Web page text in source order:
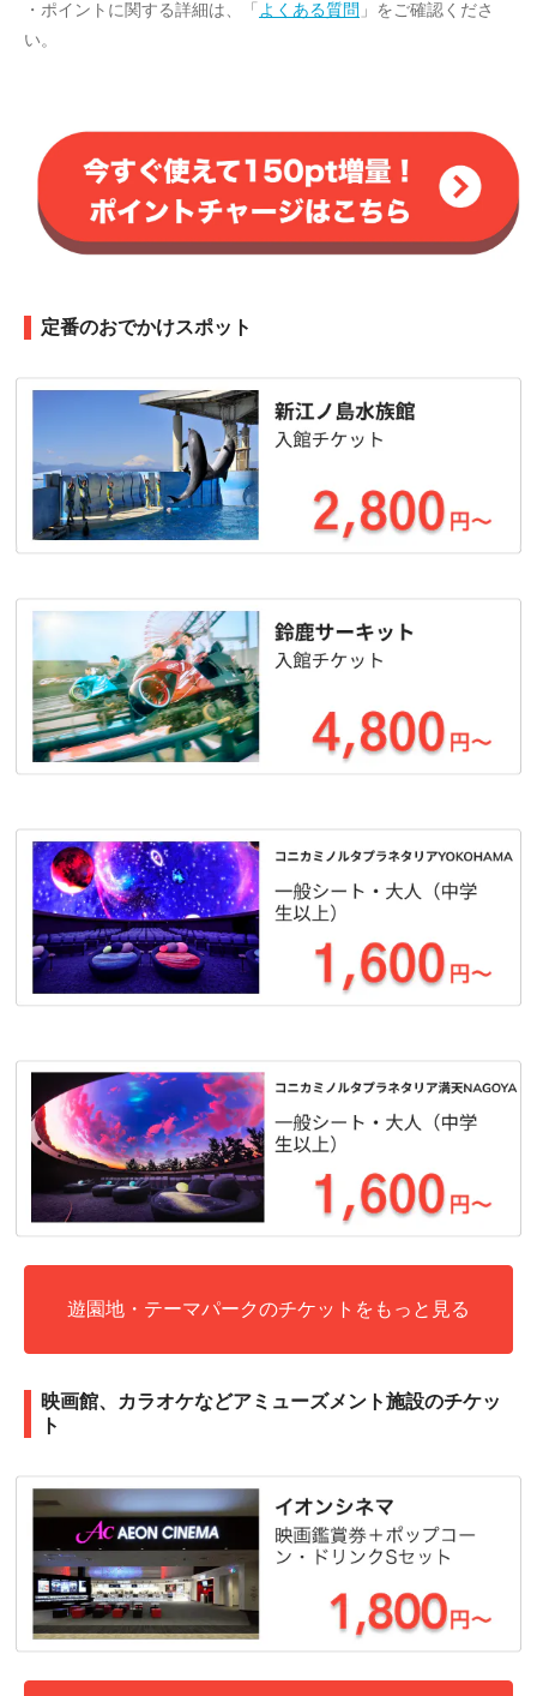
・ポイントに関する詳細は、「 よくある質問 」をご確認くださ
い。
定番のおでかけスポット
遊園地・テーマパークのチケットをもっと見る
映画館、カラオケなどアミューズメント施設のチケッ
ト